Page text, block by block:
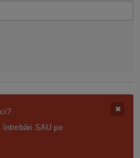
întrebări SAU pe